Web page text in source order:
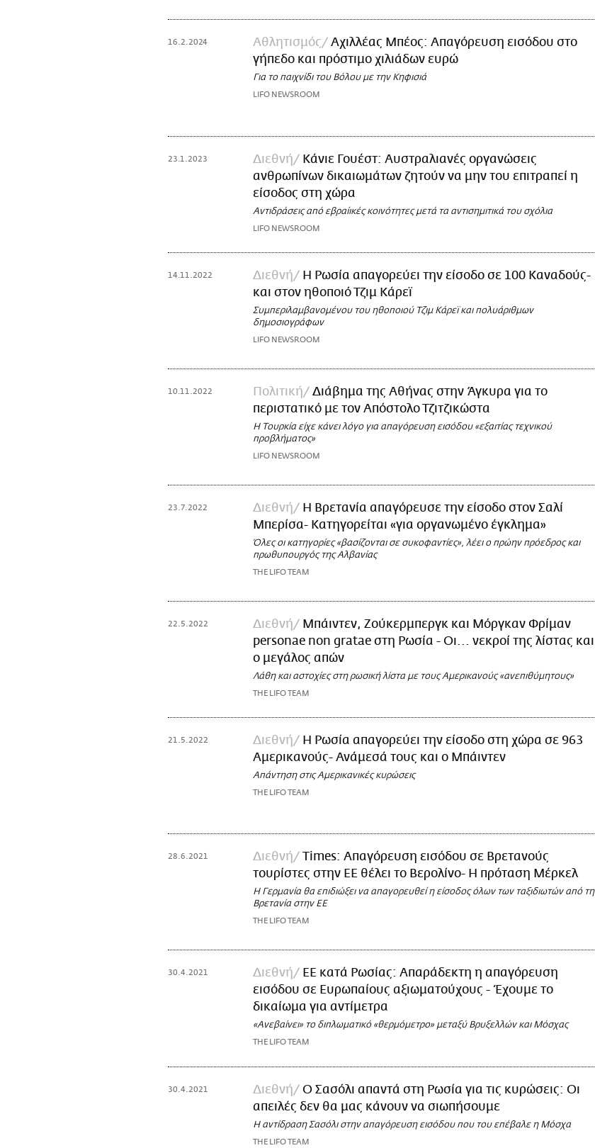
16.2.2024 Αθλητισμός
Αχιλλέας Μπέος: Απαγόρευση εισόδου στο
γήπεδο και πρόστιμο χιλιάδων ευρώ
Για το παιχνίδι του Βόλου με την Κηφισιά
LIFO NEWSROOM
23.1.2023 Διεθνή
Κάνιε Γουέστ: Αυστραλιανές οργανώσεις
ανθρωπίνων δικαιωμάτων ζητούν να μην του επιτραπεί η
είσοδος στη χώρα
Αντιδράσεις από εβραίικές κοινότητες μετά τα αντισημιτικά του σχόλια
LIFO NEWSROOM
14.11.2022 Διεθνή
Η Ρωσία απαγορεύει την είσοδο σε 100 Καναδούς-
και στον ηθοποιό Τζιμ Κάρεϊ
Συμπεριλαμβανομένου του ηθοποιού Τζιμ Κάρεϊ και πολυάριθμων
δημοσιογράφων
LIFO NEWSROOM
10.11.2022 Πολιτική
Διάβημα της Αθήνας στην Άγκυρα για το
περιστατικό με τον Απόστολο Τζιτζικώστα
Η Τουρκία είχε κάνει λόγο για απαγόρευση εισόδου «εξαιτίας τεχνικού
προβλήματος»
LIFO NEWSROOM
23.7.2022 Διεθνή
Η Βρετανία απαγόρευσε την είσοδο στον Σαλί
Μπερίσα- Κατηγορείται «για οργανωμένο έγκλημα»
Όλες οι κατηγορίες «βασίζονται σε συκοφαντίες», λέει ο πρώην πρόεδρος και
πρωθυπουργός της Αλβανίας
THE LIFO TEAM
22.5.2022 Διεθνή
Μπάιντεν, Ζούκερμπεργκ και Μόργκαν Φρίμαν
personae non gratae στη Ρωσία - Οι... νεκροί της λίστας και
ο μεγάλος απών
Λάθη και αστοχίες στη ρωσική λίστα με τους Αμερικανούς «ανεπιθύμητους»
THE LIFO TEAM
21.5.2022 Διεθνή
H Ρωσία απαγορεύει την είσοδο στη χώρα σε 963
Αμερικανούς- Ανάμεσά τους και ο Μπάιντεν
Απάντηση στις Αμερικανικές κυρώσεις
THE LIFO TEAM
28.6.2021 Διεθνή
Times: Απαγόρευση εισόδου σε Βρετανούς
τουρίστες στην ΕΕ θέλει το Βερολίνο- Η πρόταση Μέρκελ
Η Γερμανία θα επιδιώξει να απαγορευθεί η είσοδος όλων των ταξιδιωτών από τη
Βρετανία στην ΕΕ
THE LIFO TEAM
30.4.2021 Διεθνή
ΕΕ κατά Ρωσίας: Απαράδεκτη η απαγόρευση
εισόδου σε Ευρωπαίους αξιωματούχους - Έχουμε το
δικαίωμα για αντίμετρα
«Ανεβαίνει» το διπλωματικό «θερμόμετρο» μεταξύ Βρυξελλών και Μόσχας
THE LIFO TEAM
30.4.2021 Διεθνή
Ο Σασόλι απαντά στη Ρωσία για τις κυρώσεις: Οι
απειλές δεν θα μας κάνουν να σιωπήσουμε
Η αντίδραση Σασόλι στην απαγόρευση εισόδου που του επέβαλε η Μόσχα
THE LIFO TEAM